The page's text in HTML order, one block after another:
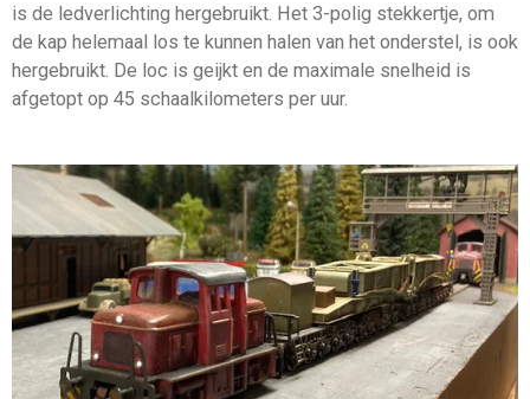
is de ledverlichting hergebruikt. Het 3-polig stekkertje, om
de kap helemaal los te kunnen halen van het onderstel, is ook
hergebruikt. De loc is geijkt en de maximale snelheid is
afgetopt op 45 schaalkilometers per uur.